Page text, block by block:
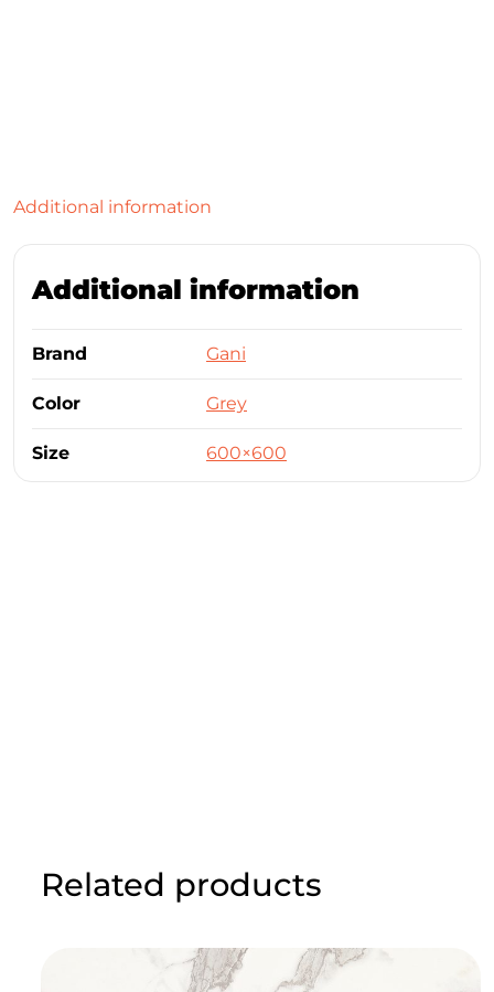
Additional information
Additional information
Brand Gani
Color Grey
Size 600×600
Related products